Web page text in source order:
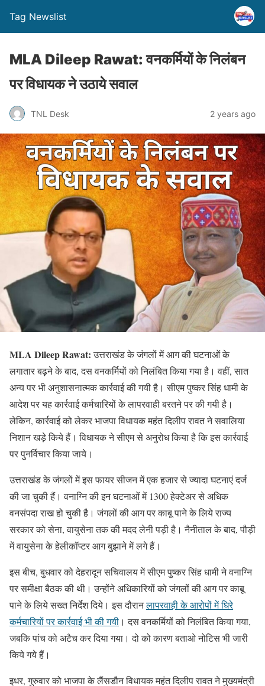
Tag Newslist
MLA Dileep Rawat: वनकर्मियों के निलंबन
पर विधायक ने उठाये सवाल
TNL Desk 2 years ago
MLA Dileep Rawat:उत्तराखंड के जंगलों में आग की घटनाओं के
लगातार बढ़ने के बाद, दस वनकर्मियों को निलंबित किया गया है। वहीं, सात
अन्य पर भी अनुशासनात्मक कार्रवाई की गयी है। सीएम पुष्कर सिंह धामी के
आदेश पर यह कार्रवाई कर्मचारियों के लापरवाही बरतने पर की गयी है।
लेकिन, कार्रवाई को लेकर भाजपा विधायक महंत दिलीप रावत ने सवालिया
निशान खड़े किये हैं। विधायक ने सीएम से अनुरोध किया है कि इस कार्रवाई
पर पुनर्विचार किया जाये।
उत्तराखंड के जंगलों में इस फायर सीजन में एक हजार से ज्यादा घटनाएं दर्ज
की जा चुकी हैं। वनाग्नि की इन घटनाओं में 1300 हेक्टेअर से अधिक
वनसंपदा राख हो चुकी है। जंगलों की आग पर काबू पाने के लिये राज्य
सरकार को सेना, वायुसेना तक की मदद लेनी पड़ी है। नैनीताल के बाद, पौड़ी
में वायुसेना के हेलीकॉप्टर आग बुझाने में लगे हैं।
इस बीच, बुधवार को देहरादून सचिवालय में सीएम पुष्कर सिंह धामी ने वनाग्नि
पर समीक्षा बैठक की थी। उन्होंने अधिकारियों को जंगलों की आग पर काबू
पाने के लिये सख्त निर्देश दिये। इस दौरानलापरवाही के आरोपों में घिरे
कर्मचारियों पर कार्रवाई भी की गयी । दस वनकर्मियों को निलंबित किया गया,
जबकि पांच को अटैच कर दिया गया। दो को कारण बताओ नोटिस भी जारी
किये गये हैं।
इधर, गुरुवार को भाजपा के लैंसडौन विधायक महंत दिलीप रावत ने मुख्यमंत्री